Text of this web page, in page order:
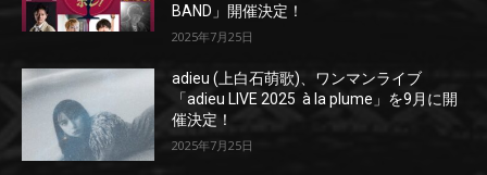
BAND」開催決定！
2025年7月25日
adieu (上白石萌歌)、ワンマンライブ
「adieu LIVE 2025 à la plume」を9月に開
催決定！
2025年7月25日